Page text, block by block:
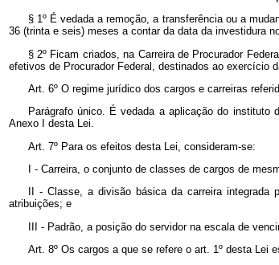
§ 1º É vedada a remoção, a transferência ou a
36 (trinta e seis) meses a contar da data da investidura
§ 2º Ficam criados, na Carreira de Procurador
efetivos de Procurador Federal, destinados ao exercício
Art. 6º O regime jurídico dos cargos e carreiras
Parágrafo único. É vedada a aplicação do instituto
Anexo I desta Lei.
Art. 7º Para os efeitos desta Lei, consideram-se:
I - Carreira, o conjunto de classes de cargos de
II - Classe, a divisão básica da carreira integrada
atribuições; e
III - Padrão, a posição do servidor na escala de
Art. 8º Os cargos a que se refere o art. 1º desta Lei